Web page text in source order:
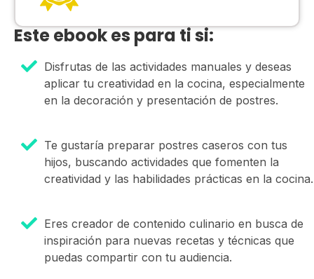
Este ebook es para ti si:
Disfrutas de las actividades manuales y deseas
aplicar tu creatividad en la cocina, especialmente
en la decoración y presentación de postres.
Te gustaría preparar postres caseros con tus
hijos, buscando actividades que fomenten la
creatividad y las habilidades prácticas en la cocina.
Eres creador de contenido culinario en busca de
inspiración para nuevas recetas y técnicas que
puedas compartir con tu audiencia.